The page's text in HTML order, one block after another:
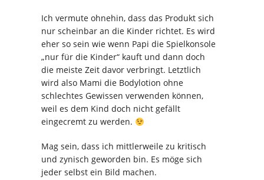
Ich vermute ohnehin, dass das Produkt sich
nur scheinbar an die Kinder richtet. Es wird
eher so sein wie wenn Papi die Spielkonsole
„nur für die Kinder“ kauft und dann doch
die meiste Zeit davor verbringt. Letztlich
wird also Mami die Bodylotion ohne
schlechtes Gewissen verwenden können,
weil es dem Kind doch nicht gefällt
eingecremt zu werden.
Mag sein, dass ich mittlerweile zu kritisch
und zynisch geworden bin. Es möge sich
jeder selbst ein Bild machen.